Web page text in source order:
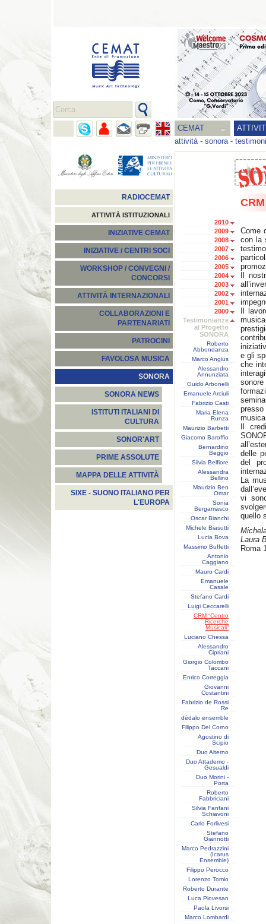
CEMAT
attività- sonora-
RADIOCEMAT
ATTIVITÀ ISTITUZIONALI
INIZIATIVE CEMAT
INIZIATIVE / CENTRI SOCI
WORKSHOP / CONVEGNI /
CONCORSI
ATTIVITÀ INTERNAZIONALI
COLLABORAZIONI E
PARTENARIATI
PATROCINI
FAVOLOSA MUSICA
SONORA
SONORA NEWS
ISTITUTI ITALIANI DI
CULTURA
SONOR'ART
PRIME ASSOLUTE
MAPPA DELLE ATTIVITÀ
SIXE - SUONO ITALIANO PER
L'EUROPA
2010
2009
2008
2007
2006
2005
2004
2003
2002
2001
2000
Testimonianze
al Progetto
SONORA
Roberto
Abbondanza
Marco Angius
Alessandro
Annunziata
Guido Arbonelli
Emanuele Arciuli
Fabrizio Casti
Maria Elena
Runza
Maurizio Barbetti
Giacomo Baroffio
Bernardino
Beggio
Silvia Belfiore
Alessandra
Bellino
Maurizio Ben
Omar
Sonia
Bergamasco
Oscar Bianchi
Michele Biasutti
Lucia Bova
Massimo Buffetti
Antonio
Caggiano
Mauro Cardi
Emanuele
Casale
Stefano Cardi
Luigi Ceccarelli
CRM “Centro
Ricerche
Musicali”
Luciano Chessa
Alessandro
Cipriani
Giorgio Colombo
Taccani
Enrico Correggia
Giovanni
Costantini
Fabrizio de Rossi
Re
dèdalo ensemble
Filippo Del Corno
Agostino di
Scipio
Duo Alterno
Duo Attademo -
Gesualdi
Duo Morini -
Porta
Roberto
Fabbriciani
Silvia Fanfani
Schiavoni
Carlo Forlivesi
Stefano
Giannotti
Marco Pedrazzini
(Icarus
Ensemble)
Filippo Perocco
Lorenzo Tomio
Roberto Durante
Luca Piovesan
Paola Livorsi
Marco Lombardi
Come
con la
Il
Il
e gli
che
Il
delle
del
La
vi
quello
Laura
Roma